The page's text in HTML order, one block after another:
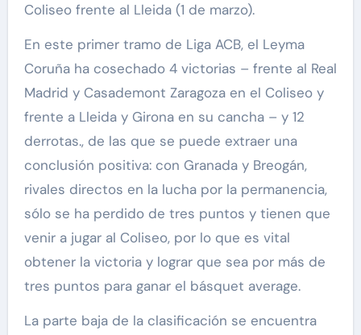
Coliseo frente al Lleida (1 de marzo).
En este primer tramo de Liga ACB, el Leyma
Coruña ha cosechado 4 victorias – frente al Real
Madrid y Casademont Zaragoza en el Coliseo y
frente a Lleida y Girona en su cancha – y 12
derrotas., de las que se puede extraer una
conclusión positiva: con Granada y Breogán,
rivales directos en la lucha por la permanencia,
sólo se ha perdido de tres puntos y tienen que
venir a jugar al Coliseo, por lo que es vital
obtener la victoria y lograr que sea por más de
tres puntos para ganar el básquet average.
La parte baja de la clasificación se encuentra